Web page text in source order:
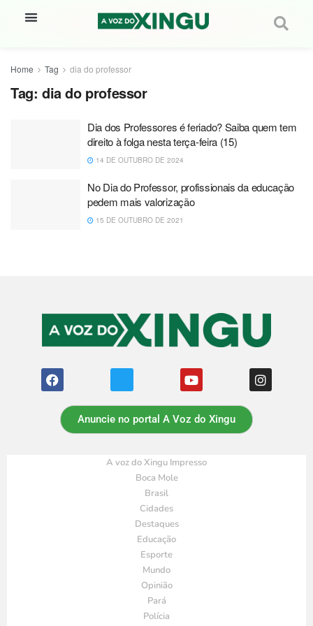
Home Tag dia do professor
Tag: dia do professor
Dia dos Professores é feriado? Saiba quem tem
direito à folga nesta terça-feira (15)
14 DE OUTUBRO DE 2024
No Dia do Professor, profissionais da educação
pedem mais valorização
15 DE OUTUBRO DE 2021
Anuncie no portal A Voz do Xingu
A voz do Xingu Impresso
Boca Mole
Brasil
Cidades
Destaques
Educação
Esporte
Mundo
Opinião
Pará
Polícia